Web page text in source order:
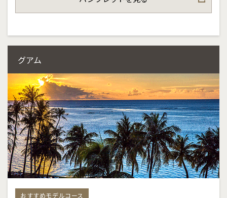
ショッピングまで自由に楽しみながら、ハワイの魅
力を存分にご堪能いただけます。
グアム
おすすめモデルコース